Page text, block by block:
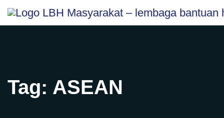
content
Skip
Tag: ASEAN